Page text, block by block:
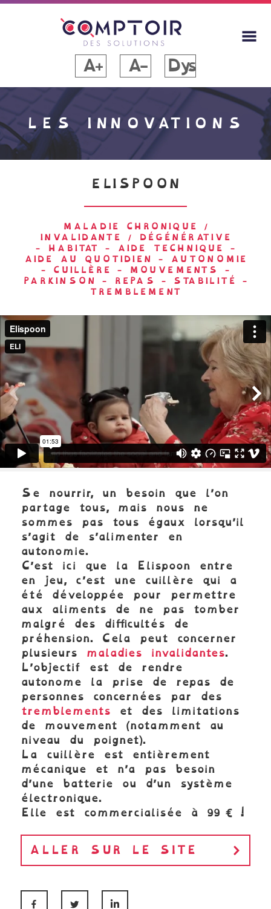
A+ A- Dys
LES INNOVATIONS
ELISPOON
MALADIE CHRONIQUE /
INVALIDANTE / DÉGÉNÉRATIVE
-
HABITAT - AIDE TECHNIQUE
-
AIDE AU QUOTIDIEN
-
AUTONOMIE
- CUILLÈRE - MOUVEMENTS
-
PARKINSON
- REPAS - STABILITÉ -
TREMBLEMENT
Panneau précédent
Se nourrir, un besoin que l’on
partage tous, mais nous ne
sommes pas tous égaux lorsqu’il
s’agit de s’alimenter en
autonomie.
C’est ici que la Elispoon entre
en jeu, c’est une cuillère qui a
été développée pour permettre
aux aliments de ne pas tomber
malgré des difficultés de
préhension. Cela peut concerner
plusieurs maladies invalidantes.
L’objectif est de rendre
autonome la prise de repas de
personnes concernées par des
tremblements et des limitations
de mouvement (notamment au
niveau du poignet).
La cuillère est entièrement
mécanique et n’a pas besoin
d’une batterie ou d’un système
électronique.
Elle est commercialisée à 99 € !
ALLER SUR LE SITE
FACEBOOK
TWITTER